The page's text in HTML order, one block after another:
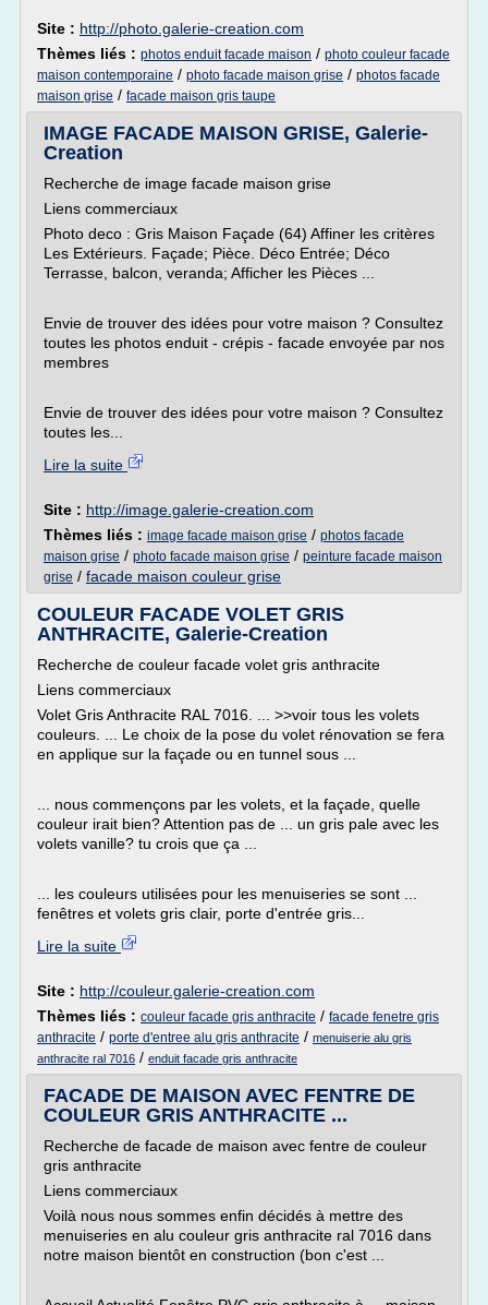
Site : http://photo.galerie-creation.com
Thèmes liés : photos enduit facade maison / photo couleur facade
maison contemporaine / photo facade maison grise / photos facade
maison grise / facade maison gris taupe
IMAGE FACADE MAISON GRISE, Galerie-
Creation
Recherche de image facade maison grise
Liens commerciaux
Photo deco : Gris Maison Façade (64) Affiner les critères
Les Extérieurs. Façade; Pièce. Déco Entrée; Déco
Terrasse, balcon, veranda; Afficher les Pièces ...
Envie de trouver des idées pour votre maison ? Consultez
toutes les photos enduit - crépis - facade envoyée par nos
membres
Envie de trouver des idées pour votre maison ? Consultez
toutes les...
Lire la suite
Site : http://image.galerie-creation.com
Thèmes liés : image facade maison grise / photos facade
maison grise / photo facade maison grise / peinture facade maison
grise / facade maison couleur grise
COULEUR FACADE VOLET GRIS
ANTHRACITE, Galerie-Creation
Recherche de couleur facade volet gris anthracite
Liens commerciaux
Volet Gris Anthracite RAL 7016. ... >>voir tous les volets
couleurs. ... Le choix de la pose du volet rénovation se fera
en applique sur la façade ou en tunnel sous ...
... nous commençons par les volets, et la façade, quelle
couleur irait bien? Attention pas de ... un gris pale avec les
volets vanille? tu crois que ça ...
... les couleurs utilisées pour les menuiseries se sont ...
fenêtres et volets gris clair, porte d'entrée gris...
Lire la suite
Site : http://couleur.galerie-creation.com
Thèmes liés : couleur facade gris anthracite / facade fenetre gris
anthracite / porte d'entree alu gris anthracite / menuiserie alu gris
anthracite ral 7016 / enduit facade gris anthracite
FACADE DE MAISON AVEC FENTRE DE
COULEUR GRIS ANTHRACITE ...
Recherche de facade de maison avec fentre de couleur
gris anthracite
Liens commerciaux
Voilà nous nous sommes enfin décidés à mettre des
menuiseries en alu couleur gris anthracite ral 7016 dans
notre maison bientôt en construction (bon c'est ...